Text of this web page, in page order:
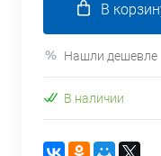
В
Нашли дешевле
В наличии